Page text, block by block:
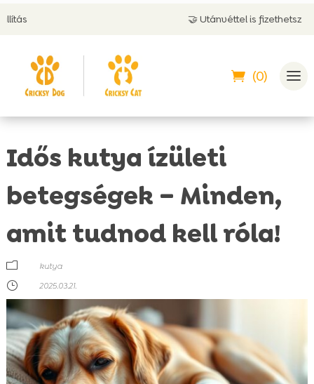
🤝 Utánvéttel is fizethetsz
(0)
Idős kutya ízületi
betegségek – Minden,
amit tudnod kell róla!
m
kutya
}
2025.03.21.